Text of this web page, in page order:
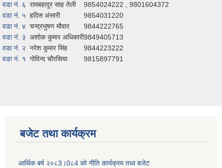
वडा नं. ६ रामबहादुर साह तेली
9854024222 , 9801604372
वडा नं. ५ हदिस अंसारी
9854031220
वडा नं. ४ चन्द्रभुषण मौवार
9844222765
वडा नं. ३ अशोक कुमार अधिकारी9849405713
वडा नं. २ नरेश कुमार सिंह
9844223222
वडा नं. १ गोविन्द चौरसिया 9815897791
बजेट तथा कार्यक्रम
आर्थिक बर्ष २०८3।0८4 को नीति कार्यक्रम तथा बजेट